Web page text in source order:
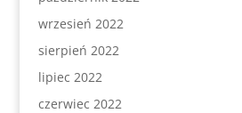
wrzesień 2022
sierpień 2022
lipiec 2022
czerwiec 2022